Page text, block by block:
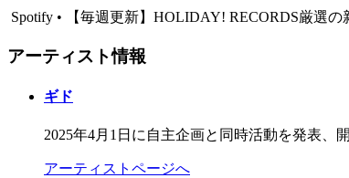
Spotify • 【毎週更新】HOLIDAY! RECORDS厳選の
アーティスト情報
ギド
2025年4月1日に自主企画と同時活動を発表、
アーティストページへ